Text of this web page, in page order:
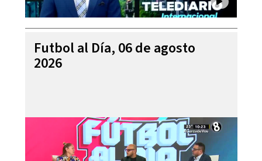
Futbol al Día, 06 de agosto
2026